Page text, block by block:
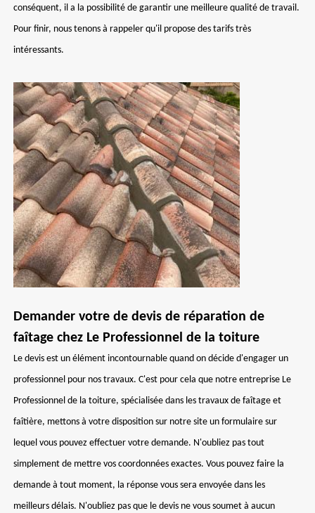
conséquent, il a la possibilité de garantir une meilleure qualité de travail.
Pour finir, nous tenons à rappeler qu'il propose des tarifs très
intéressants.
Demander votre de devis de réparation de
faîtage chez Le Professionnel de la toiture
Le devis est un élément incontournable quand on décide d'engager un
professionnel pour nos travaux. C'est pour cela que notre entreprise Le
Professionnel de la toiture, spécialisée dans les travaux de faîtage et
faîtière, mettons à votre disposition sur notre site un formulaire sur
lequel vous pouvez effectuer votre demande. N'oubliez pas tout
simplement de mettre vos coordonnées exactes. Vous pouvez faire la
demande à tout moment, la réponse vous sera envoyée dans les
meilleurs délais. N'oubliez pas que le devis ne vous soumet à aucun